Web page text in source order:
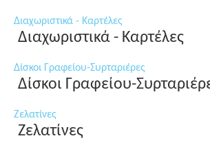
Διαχωριστικά - Καρτέλες
Διαχωριστικά - Καρτέλες
Δίσκοι Γραφείου-Συρταριέρες
Δίσκοι Γραφείου-
Ζελατίνες
Ζελατίνες